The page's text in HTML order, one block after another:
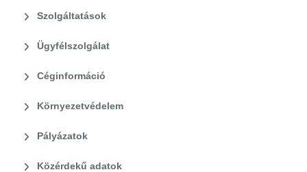
Szolgáltatások
Ügyfélszolgálat
Céginformáció
Környezetvédelem
Pályázatok
Közérdekű adatok